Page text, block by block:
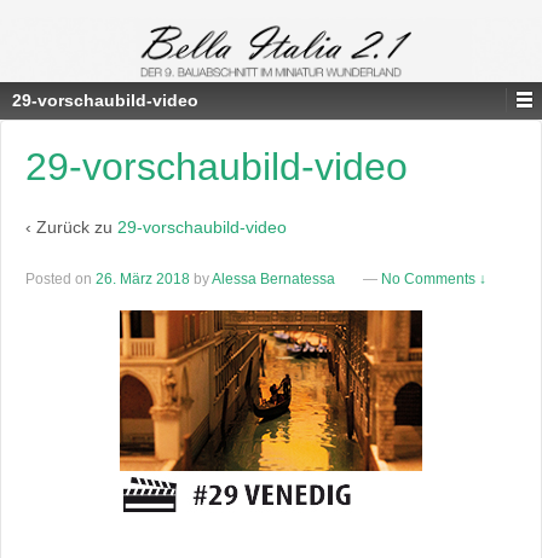
29-vorschaubild-video
29-vorschaubild-video
‹ Zurück zu 29-vorschaubild-video
Posted on 26. März 2018 byAlessa Bernatessa — No Comments ↓